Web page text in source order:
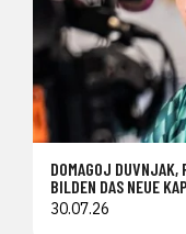
DOMAGOJ DUVNJAK,
BILDEN DAS NEUE
30.07.26